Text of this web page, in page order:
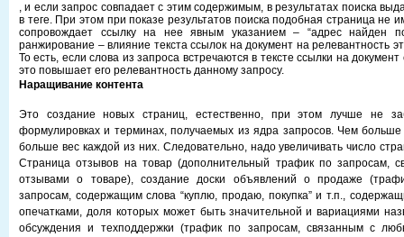
, и если запрос совпадает с этим содержимым, в результатах поиска
в теге. При этом при показе результатов поиска подобная страница не
сопровождает ссылку на нее явным указанием – “адрес найден
ранжирование – влияние текста ссылок на документ на релевантность
То есть, если слова из запроса встречаются в тексте ссылки на документ
это повышает его релевантность данному запросу.
Наращивание контента
Это создание новых страниц, естественно, при этом лучше не
формулировках и терминах, получаемых из ядра запросов. Чем
больше вес каждой из них. Следовательно, надо увеличивать число
Страница отзывов на товар (дополнительный трафик по запросам,
отзывами о товаре), создание доски объявлений о продаже
запросам, содержащим слова “куплю, продаю, покупка” и т.п.,
опечатками, доля которых может быть значительной и вариациями
обсуждения и техподдержки (трафик по запросам, связанным с